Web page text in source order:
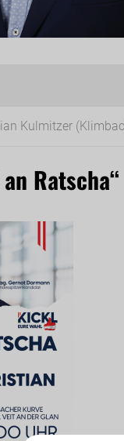
Kulmitzer
Ratscha“